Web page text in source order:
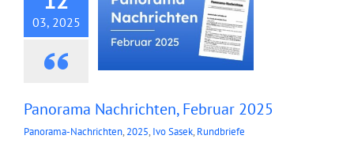
03, 2025
Panorama Nachrichten, Februar 2025
Panorama-Nachrichten, 2025, Ivo Sasek, Rundbriefe